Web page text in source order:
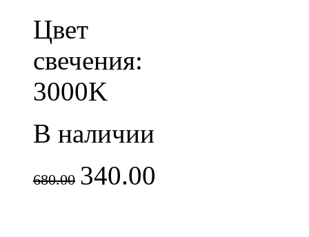
Цвет
свечения:
3000K
В наличии
680.00 340.00